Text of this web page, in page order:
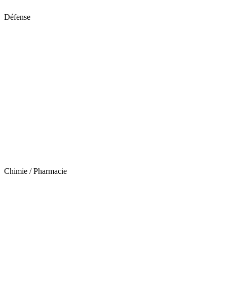
Défense
Chimie / Pharmacie